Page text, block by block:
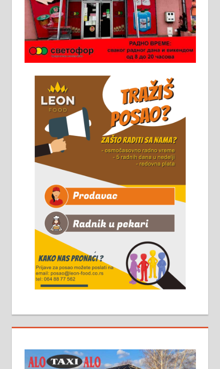
Ало таксију потребан возач са Б
категоријом. 064/02-85-511
Потребна два радника за рад на
стоваришту „Липа промет” у
Алексинцу. За више
информација доћи лично на
стовариште у улици Максима
Горког 26 сваког радног дана од
8 до 15 часова. 063/465-045
Чистим све врсте димњака.
061/32-13-445